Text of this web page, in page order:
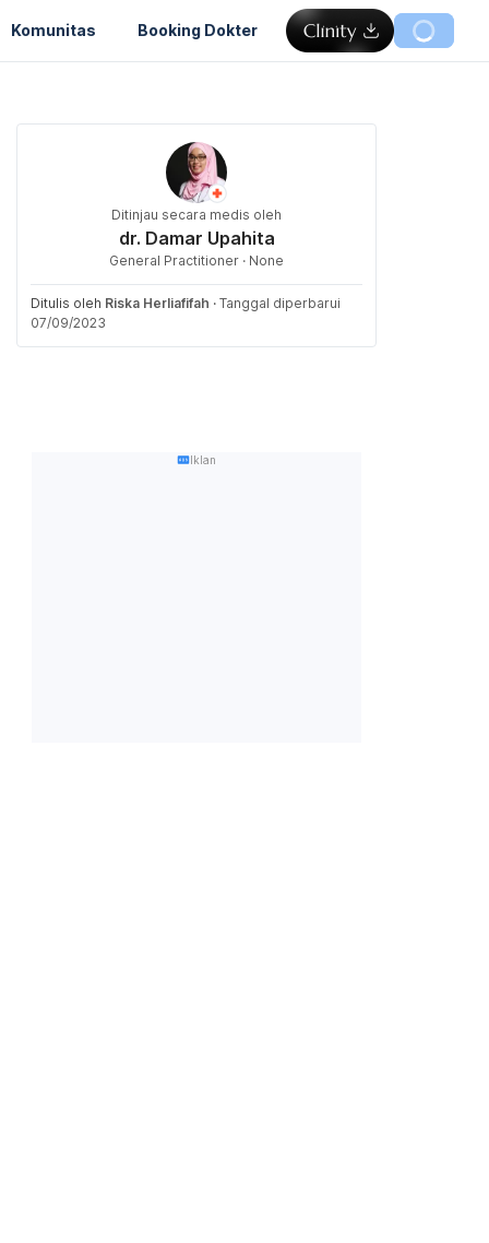
Komunitas Booking Dokter
Ditinjau secara medis oleh
dr. Damar Upahita
General Practitioner · None
Ditulis oleh Riska Herliafifah · Tanggal diperbarui
07/09/2023
Iklan